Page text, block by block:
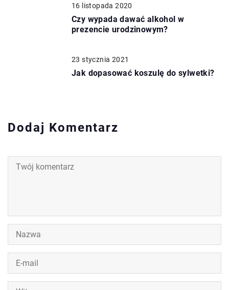
16 listopada 2020
Czy wypada dawać alkohol w
prezencie urodzinowym?
23 stycznia 2021
Jak dopasować koszulę do sylwetki?
Dodaj Komentarz